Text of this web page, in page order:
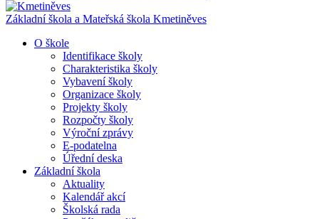
Základní škola a Mateřská škola Kmetiněves
O škole
Identifikace školy
Charakteristika školy
Vybavení školy
Organizace školy
Projekty školy
Rozpočty školy
Výroční zprávy
E-podatelna
Úřední deska
Základní škola
Aktuality
Kalendář akcí
Školská rada